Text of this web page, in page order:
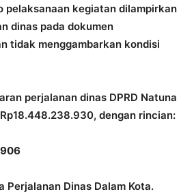
pelaksanaan kegiatan dilampirkan
dinas pada dokumen
tidak menggambarkan kondisi
perjalanan dinas DPRD Natuna
dengan rincian:
Perjalanan Dinas Dalam Kota.